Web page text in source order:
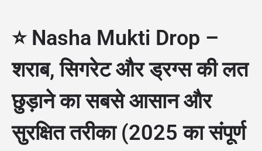
⭐ Nasha Mukti Drop –
शराब, सिगरेट और ड्रग्स की लत
छुड़ाने का सबसे आसान और
सुरक्षित तरीका (2025 का संपूर्ण